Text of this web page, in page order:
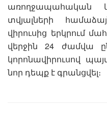
առողջապահական
տվյալների
վիրուսից երկրում
վերջին 24 ժամվա
կորոնավիրուսով
նոր դեպք է գրանցվել։